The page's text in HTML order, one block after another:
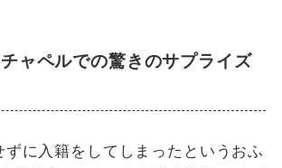
ャペルでの驚きのサプライズ
ずに入籍をしてしまったというおふ